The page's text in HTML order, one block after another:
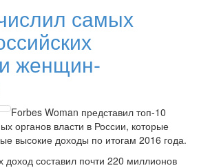
самых
женщин-
Forbes Woman представил топ-10
органов власти в России, которые
высокие доходы по итогам 2016 года.
составил почти 220 миллионов